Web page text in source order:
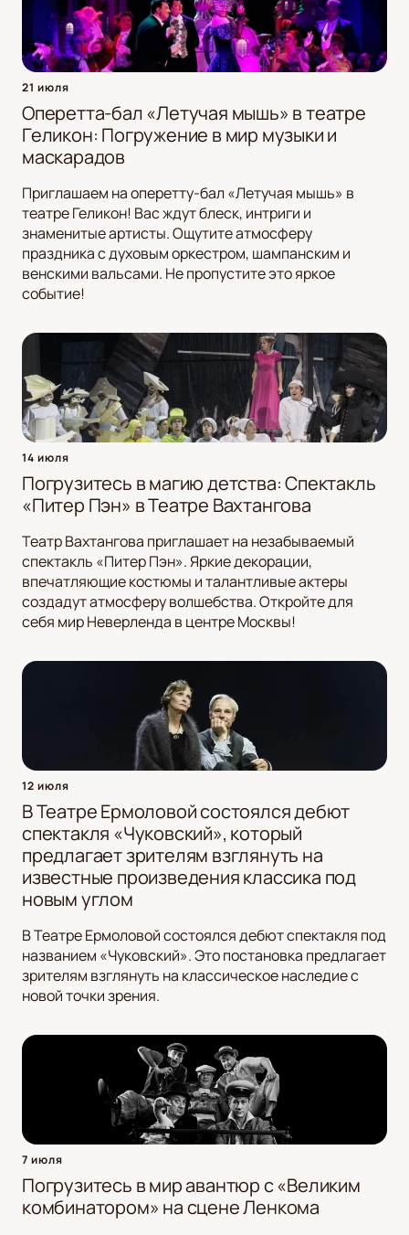
21 июля
Оперетта-бал «Летучая мышь» в театре
Геликон: Погружение в мир музыки и
маскарадов
Приглашаем на оперетту-бал «Летучая мышь» в
театре Геликон! Вас ждут блеск, интриги и
знаменитые артисты. Ощутите атмосферу
праздника с духовым оркестром, шампанским и
венскими вальсами. Не пропустите это яркое
событие!
14 июля
Погрузитесь в магию детства: Спектакль
«Питер Пэн» в Театре Вахтангова
Театр Вахтангова приглашает на незабываемый
спектакль «Питер Пэн». Яркие декорации,
впечатляющие костюмы и талантливые актеры
создадут атмосферу волшебства. Откройте для
себя мир Неверленда в центре Москвы!
12 июля
В Театре Ермоловой состоялся дебют
спектакля «Чуковский», который
предлагает зрителям взглянуть на
известные произведения классика под
новым углом
В Театре Ермоловой состоялся дебют спектакля под
названием «Чуковский». Это постановка предлагает
зрителям взглянуть на классическое наследие с
новой точки зрения.
7 июля
Погрузитесь в мир авантюр с «Великим
комбинатором» на сцене Ленкома